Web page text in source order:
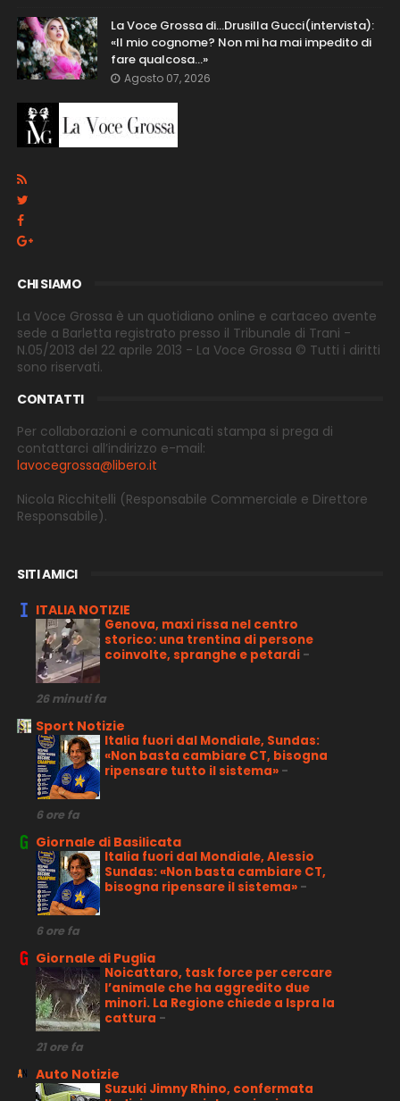
La Voce Grossa di…Drusilla Gucci(intervista):
«Il mio cognome? Non mi ha mai impedito di
fare qualcosa…»
Agosto 07, 2026
CHI SIAMO
La Voce Grossa è un quotidiano online e cartaceo avente
sede a Barletta registrato presso il Tribunale di Trani -
N.05/2013 del 22 aprile 2013 - La Voce Grossa © Tutti i diritti
sono riservati.
CONTATTI
Per collaborazioni e comunicati stampa si prega di
contattarci all’indirizzo e-mail:
lavocegrossa@libero.it
Nicola Ricchitelli (Responsabile Commerciale e Direttore
Responsabile).
SITI AMICI
ITALIA NOTIZIE
Genova, maxi rissa nel centro
storico: una trentina di persone
coinvolte, spranghe e petardi -
26 minuti fa
Sport Notizie
Italia fuori dal Mondiale, Sundas:
«Non basta cambiare CT, bisogna
ripensare tutto il sistema» -
6 ore fa
Giornale di Basilicata
Italia fuori dal Mondiale, Alessio
Sundas: «Non basta cambiare CT,
bisogna ripensare il sistema» -
6 ore fa
Giornale di Puglia
Noicattaro, task force per cercare
l’animale che ha aggredito due
minori. La Regione chiede a Ispra la
cattura -
21 ore fa
Auto Notizie
Suzuki Jimny Rhino, confermata